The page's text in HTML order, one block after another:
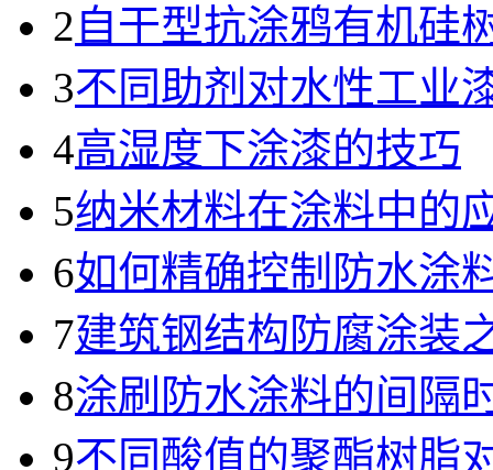
2自干型抗涂鸦有机硅
3不同助剂对水性工业
4高湿度下涂漆的技巧
5纳米材料在涂料中的
6如何精确控制防水涂
7建筑钢结构防腐涂装
8涂刷防水涂料的间隔
9不同酸值的聚酯树脂